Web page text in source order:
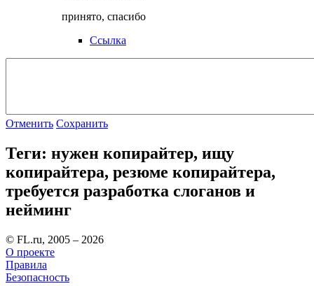
принято, спасибо
Ссылка
Отменить Сохранить
Теги: нужен копирайтер, ищу
копирайтера, резюме копирайтера,
требуется разработка слоганов и
нейминг
© FL.ru, 2005 – 2026
О проекте
Правила
Безопасность